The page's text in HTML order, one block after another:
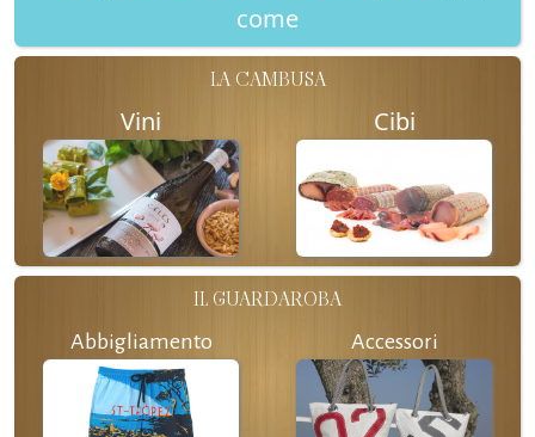
come
LA CAMBUSA
Vini Cibi
IL GUARDAROBA
Abbigliamento Accessori